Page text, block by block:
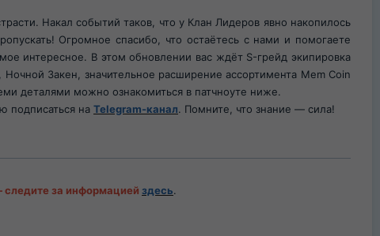
Накал событий таков, что у Клан Лидеров явно накопилось
Огромное спасибо, что остаётесь с нами и помогаете
интересное. В этом обновлении вас ждёт S-грейд экипировка
Закен, значительное расширение ассортимента Mem Coin
деталями можно ознакомиться в патчноуте ниже.
подписаться на Telegram-канал. Помните, что знание — сила!​
следите за информацией здесь.